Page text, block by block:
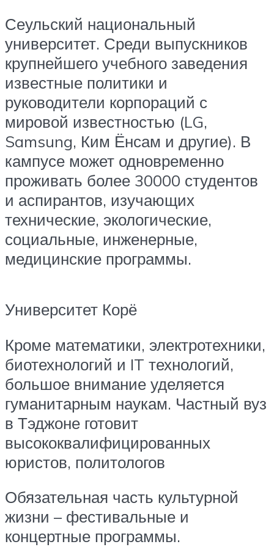
Сеульский национальный
университет. Среди выпускников
крупнейшего учебного заведения
известные политики и
руководители корпораций с
мировой известностью (LG,
Samsung, Ким Ёнсам и другие). В
кампусе может одновременно
проживать более 30000 студентов
и аспирантов, изучающих
технические, экологические,
социальные, инженерные,
медицинские программы.
Университет Корё
Кроме математики, электротехники,
биотехнологий и IT технологий,
большое внимание уделяется
гуманитарным наукам. Частный вуз
в Тэджоне готовит
высококвалифицированных
юристов, политологов
Обязательная часть культурной
жизни – фестивальные и
концертные программы.